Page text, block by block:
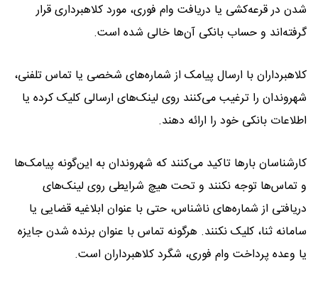
شدن در قرعه‌کشی یا دریافت وام فوری، مورد کلاهبرداری قرار
گرفته‌اند و حساب بانکی آن‌ها خالی شده است.
کلاهبرداران با ارسال پیامک از شماره‌های شخصی یا تماس تلفنی،
شهروندان را ترغیب می‌کنند روی لینک‌های ارسالی کلیک کرده یا
اطلاعات بانکی خود را ارائه دهند.
کارشناسان بارها تاکید می‌کنند که شهروندان به این‌گونه پیامک‌ها
و تماس‌ها توجه نکنند و تحت هیچ شرایطی روی لینک‌های
دریافتی از شماره‌های ناشناس، حتی با عنوان ابلاغیه قضایی یا
سامانه ثنا، کلیک نکنند. هرگونه تماس با عنوان برنده شدن جایزه
یا وعده پرداخت وام فوری، شگرد کلاهبرداران است.